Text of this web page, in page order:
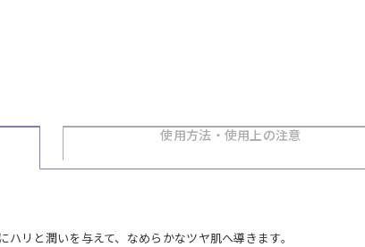
使用方法・ 使用上の注意
リと潤いを与えて、なめらかなツヤ肌へ導きます。